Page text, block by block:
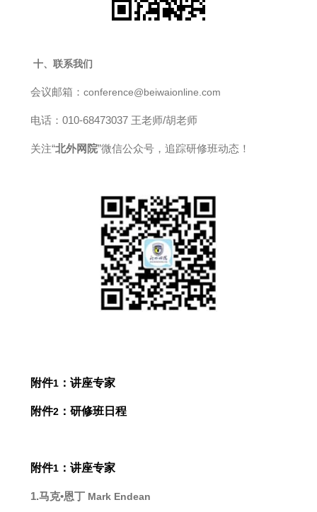
十、联系我们
会议邮箱： conference@beiwaionline.com
电话：010-68473037 王老师/胡老师
关注“北外网院”微信公众号，追踪研修班动态！
附件1 ：讲座专家
附件2 ：研修班日程
附件1 ：讲座专家
1.马克•恩丁 Mark Endean